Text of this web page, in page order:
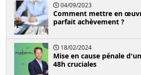
04/09/2023
Comment mettre en
parfait achèvement ?
18/02/2024
Mise en cause pénale
48h cruciales